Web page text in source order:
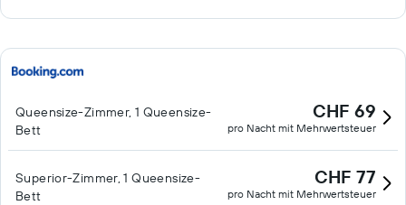
Queensize-Zimmer, 1 Queensize-
Bett
CHF 69
pro Nacht mit Mehrwertsteuer
Superior-Zimmer, 1 Queensize-
Bett
CHF 77
pro Nacht mit Mehrwertsteuer